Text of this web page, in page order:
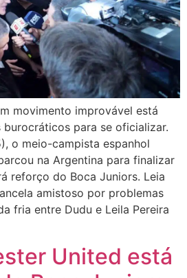
movimento improvável está
para se oficializar.
o meio-campista espanhol
na Argentina para finalizar
reforço do Boca Juniors. Leia
amistoso por problemas
fria entre Dudu e Leila Pereira
United está